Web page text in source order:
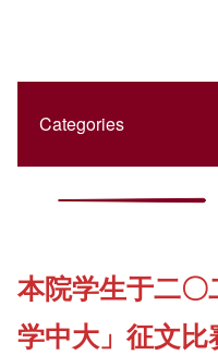
社交媒体专栏
《新亚简讯》
《新亚书院概览》
Categories
College Updates
Cultural Topics
本院学生于二
学中大」征文比